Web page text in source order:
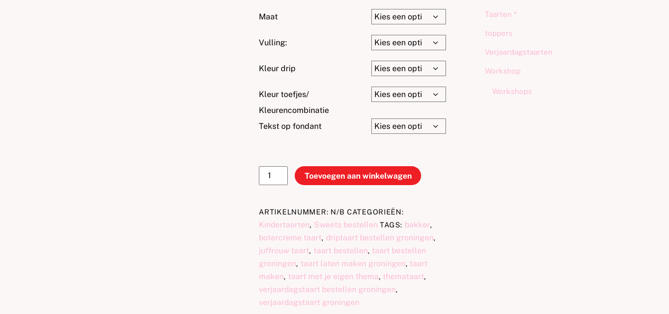
Maat
Vulling:
Kleur drip
Kleur toefjes/
Kleurencombinatie
Tekst op fondant
Paard
taart
Toevoegen aan winkelwagen
ARTIKELNUMMER: N/B CATEGORIEËN:
Kindertaarten, Sweets bestellen TAGS: bakker,
botercreme taart, driptaart bestellen groningen,
juffrouw taart, taart bestellen, taart bestellen
groningen, taart laten maken groningen, taart
maken, taart met je eigen thema, themataart,
verjaardagstaart bestellen groningen,
verjaardagstaart groningen
Taarten *
toppers
Verjaardagstaarten
Workshop
Workshops